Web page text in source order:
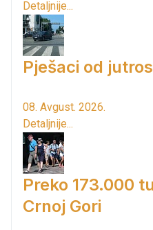
Detaljnije...
Pješaci od
08. Avgust. 2026.
Detaljnije...
Preko 173.000
Crnoj Gori